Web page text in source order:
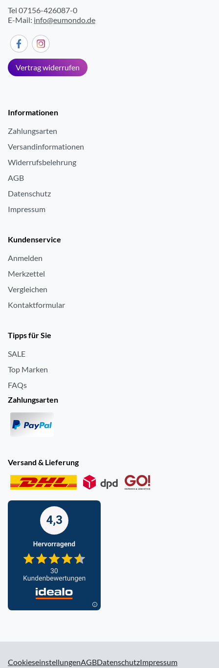
Tel 07156-426087-0
E-Mail: info@eumondo.de
Vertrag widerrufen
Informationen
Zahlungsarten
Versandinformationen
Widerrufsbelehrung
AGB
Datenschutz
Impressum
Kundenservice
Anmelden
Merkzettel
Vergleichen
Kontaktformular
Tipps für Sie
SALE
Top Marken
FAQs
Zahlungsarten
Versand & Lieferung
CookieseinstellungenAGBDatenschutzImpressum